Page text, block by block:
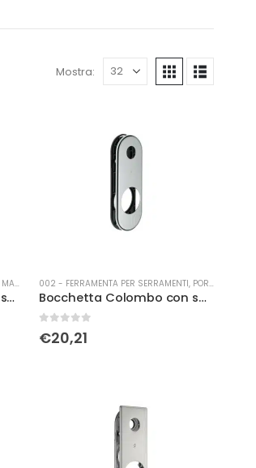
Mostra:
MANIGLIERIA
Bocchetta Colombo con sottorosetta c.sat
002 - FERRAMENTA PER SERRAMENTI, PORTE
Bocchetta Colombo con sottorosetta c.sat
Su 5
€20,21